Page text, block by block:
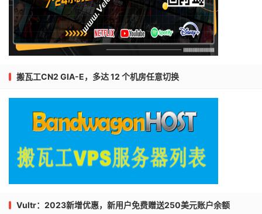
搬瓦工CN2 GIA-E，多达 12 个机房任意切换
Vultr：2023新增优惠，新用户免费赠送250美元账户余额